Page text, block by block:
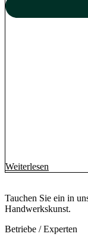
Weiterlesen
Tauchen Sie ein in
Handwerkskunst.
Betriebe / Experten